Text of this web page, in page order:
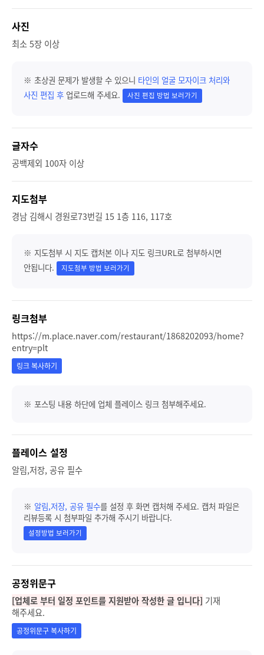
사진
최소 5장 이상
※ 초상권 문제가 발생할 수 있으니 타인의 얼굴 모자이크 처리와
사진 편집 후 업로드해 주세요. 사진 편집 방법 보러가기
글자수
공백제외 100자 이상
지도첨부
경남 김해시 경원로73번길 15 1층 116, 117호
※ 지도첨부 시 지도 캡처본 이나 지도 링크URL로 첨부하시면
안됩니다.
지도첨부 방법 보러가기
링크첨부
https://m.place.naver.com/restaurant/1868202093/home?
entry=plt
링크 복사하기
※ 포스팅 내용 하단에 업체 플레이스 링크 첨부해주세요.
플레이스 설정
알림,저장, 공유 필수
※ 알림,저장, 공유 필수를 설정 후 화면 캡처해 주세요. 캡처 파일은
리뷰등록 시 첨부파일 추가해 주시기 바랍니다.
설정방법 보러가기
공정위문구
[업체로 부터 일정 포인트를 지원받아 작성한 글 입니다] 기재
해주세요.
공정위문구 복사하기